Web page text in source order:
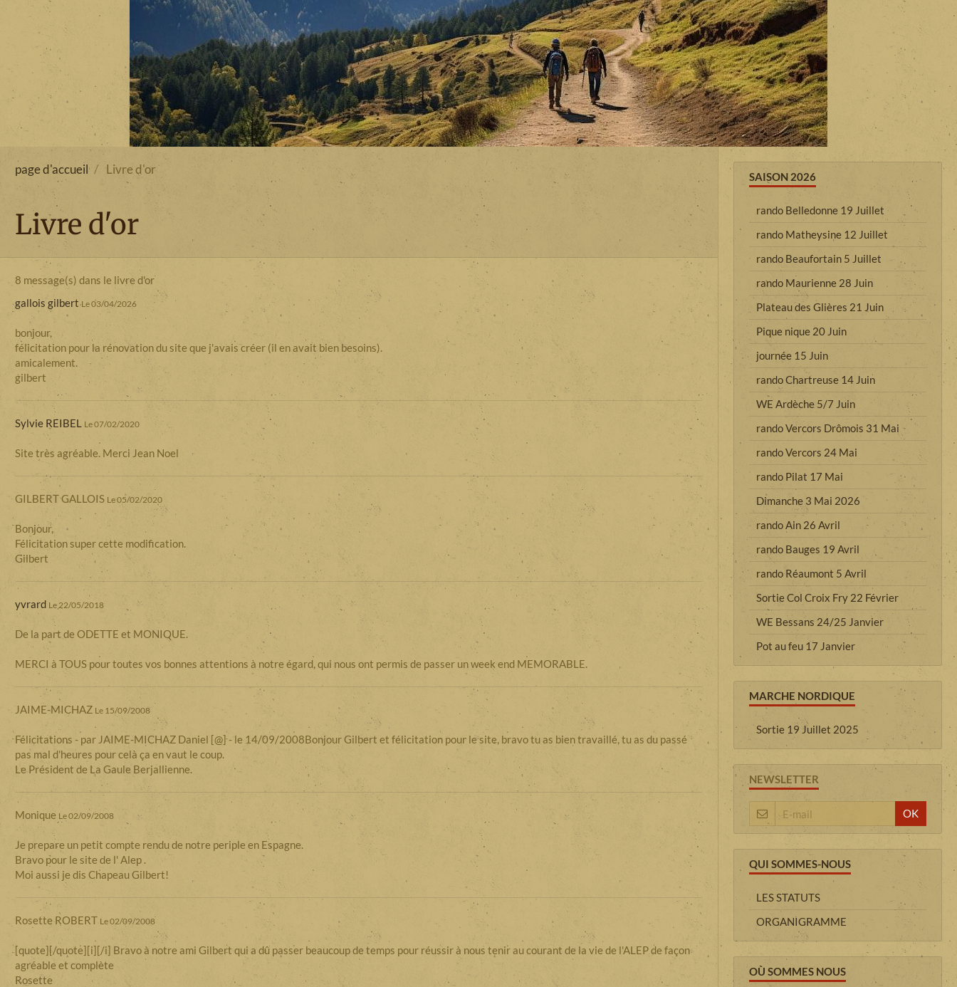
page d'accueil Livre d'or
Livre d'or
8 message(s) dans le livre d'or
gallois gilbert Le 03/04/2026
bonjour,
félicitation pour la rénovation du site que j'avais créer (il en avait bien besoins).
amicalement.
gilbert
Sylvie REIBEL Le 07/02/2020
Site très agréable. Merci Jean Noel
GILBERT GALLOIS Le 05/02/2020
Bonjour,
Félicitation super cette modification.
Gilbert
yvrard Le 22/05/2018
De la part de ODETTE et MONIQUE.
MERCI à TOUS pour toutes vos bonnes attentions à notre égard, qui nous ont permis de passer un week end MEMORABLE.
JAIME-MICHAZ Le 15/09/2008
Félicitations - par JAIME-MICHAZ Daniel [@] - le 14/09/2008Bonjour Gilbert et félicitation pour le site, bravo tu as bien travaillé, tu as du passé
pas mal d'heures pour celà ça en vaut le coup.
Le Président de La Gaule Berjallienne.
Monique Le 02/09/2008
Je prepare un petit compte rendu de notre periple en Espagne.
Bravo pour le site de l' Alep .
Moi aussi je dis Chapeau Gilbert!
Rosette ROBERT Le 02/09/2008
[quote][/quote][i][/i] Bravo à notre ami Gilbert qui a dû passer beaucoup de temps pour réussir à nous tenir au courant de la vie de l'ALEP de façon
agréable et complète
Rosette
SAISON 2026
rando Belledonne 19 Juillet
rando Matheysine 12 Juillet
rando Beaufortain 5 Juillet
rando Maurienne 28 Juin
Plateau des Glières 21 Juin
Pique nique 20 Juin
journée 15 Juin
rando Chartreuse 14 Juin
WE Ardèche 5/7 Juin
rando Vercors Drômois 31 Mai
rando Vercors 24 Mai
rando Pilat 17 Mai
Dimanche 3 Mai 2026
rando Ain 26 Avril
rando Bauges 19 Avril
rando Réaumont 5 Avril
Sortie Col Croix Fry 22 Février
WE Bessans 24/25 Janvier
Pot au feu 17 Janvier
MARCHE NORDIQUE
Sortie 19 Juillet 2025
NEWSLETTER
OK
QUI SOMMES-NOUS
LES STATUTS
ORGANIGRAMME
OÙ SOMMES NOUS